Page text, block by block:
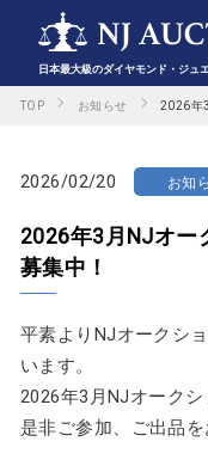
日本最大級のダイヤモンド・ジュ
TOP お知らせ 2026年
2026/02/20 お知
2026年3月NJオー
募集中！
平素よりNJオークシ
います。
2026年3月NJオークシ
是非ご参加、ご出品を